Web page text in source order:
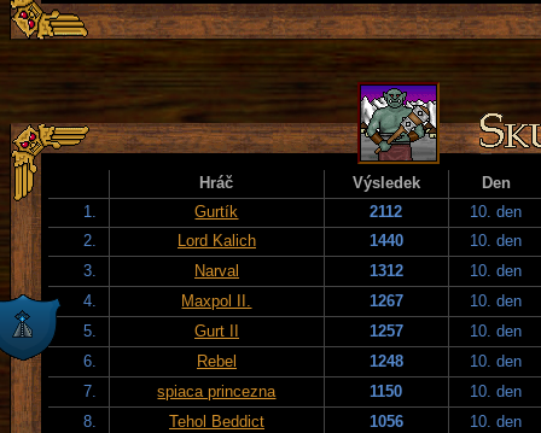
Hráč Výsledek
Den
1.
Gurtík 2112
10. den
2.
Lord Kalich 1440
10. den
3.
Narval 1312
10. den
4.
Maxpol II. 1267
10. den
5.
Gurt II 1257
10. den
6.
Rebel 1248
10. den
7.
spiaca princezna 1150
10. den
8.
Tehol Beddict 1056
10. den